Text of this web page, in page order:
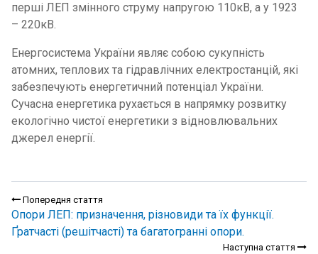
перші ЛЕП змінного струму напругою 110кВ, а у 1923
– 220кВ.
Енергосистема України являє собою сукупність
атомних, теплових та гідравлічних електростанцій, які
забезпечують енергетичний потенціал України.
Сучасна енергетика рухається в напрямку розвитку
екологічно чистої енергетики з відновлювальних
джерел енергії.
Попередня стаття
Опори ЛЕП: призначення, різновиди та їх функції.
Ґратчасті (решітчасті) та багатогранні опори.
Наступна стаття